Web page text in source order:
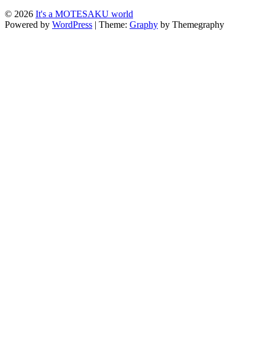
© 2026 It's a MOTESAKU world
Powered by WordPress | Theme: Graphy by Themegraphy